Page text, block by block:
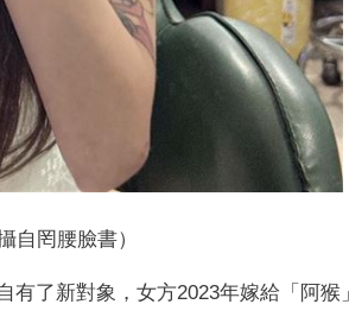
自罔腰臉書）
有了新對象，女方2023年嫁給「阿猴